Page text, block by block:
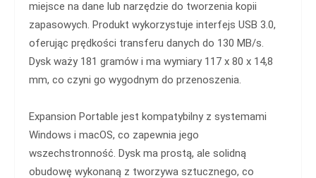
miejsce na dane lub narzędzie do tworzenia kopii
zapasowych. Produkt wykorzystuje interfejs USB 3.0,
oferując prędkości transferu danych do 130 MB/s.
Dysk waży 181 gramów i ma wymiary 117 x 80 x 14,8
mm, co czyni go wygodnym do przenoszenia.
Expansion Portable jest kompatybilny z systemami
Windows i macOS, co zapewnia jego
wszechstronność. Dysk ma prostą, ale solidną
obudowę wykonaną z tworzywa sztucznego, co